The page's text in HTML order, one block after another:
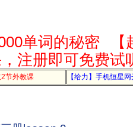
单词的秘密
注册即可免费试
2节外教课 【给力】手机恒星